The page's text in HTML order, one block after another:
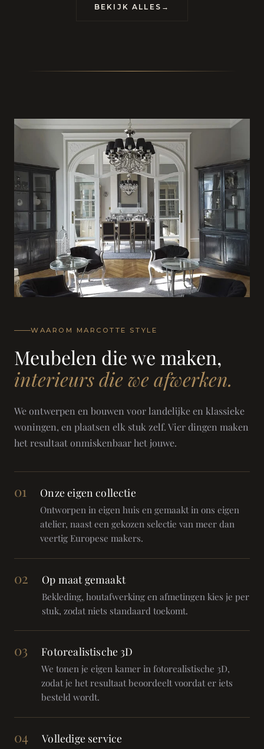
BEKIJK ALLES →
WAAROM MARCOTTE STYLE
Meubelen die we maken,
interieurs die we afwerken.
We ontwerpen en bouwen voor landelijke en klassieke
woningen, en plaatsen elk stuk zelf. Vier dingen maken
het resultaat onmiskenbaar het jouwe.
01 Onze eigen collectie
Ontworpen in eigen huis en gemaakt in ons eigen
atelier, naast een gekozen selectie van meer dan
veertig Europese makers.
02 Op maat gemaakt
Bekleding, houtafwerking en afmetingen kies je per
stuk, zodat niets standaard toekomt.
03 Fotorealistische 3D
We tonen je eigen kamer in fotorealistische 3D,
zodat je het resultaat beoordeelt voordat er iets
besteld wordt.
04 Volledige service